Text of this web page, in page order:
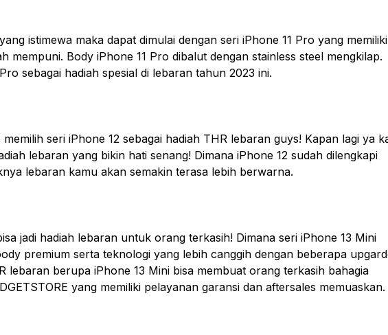
istimewa maka dapat dimulai dengan seri iPhone 11 Pro yang memiliki
mempuni. Body iPhone 11 Pro dibalut dengan stainless steel mengkilap.
sebagai hadiah spesial di lebaran tahun 2023 ini.
seri iPhone 12 sebagai hadiah THR lebaran guys! Kapan lagi ya
lebaran yang bikin hati senang! Dimana iPhone 12 sudah dilengkapi
lebaran kamu akan semakin terasa lebih berwarna.
jadi hadiah lebaran untuk orang terkasih! Dimana seri iPhone 13 Mini
premium serta teknologi yang lebih canggih dengan beberapa
lebaran berupa iPhone 13 Mini bisa membuat orang terkasih bahagia
yang memiliki pelayanan garansi dan aftersales memuaskan.